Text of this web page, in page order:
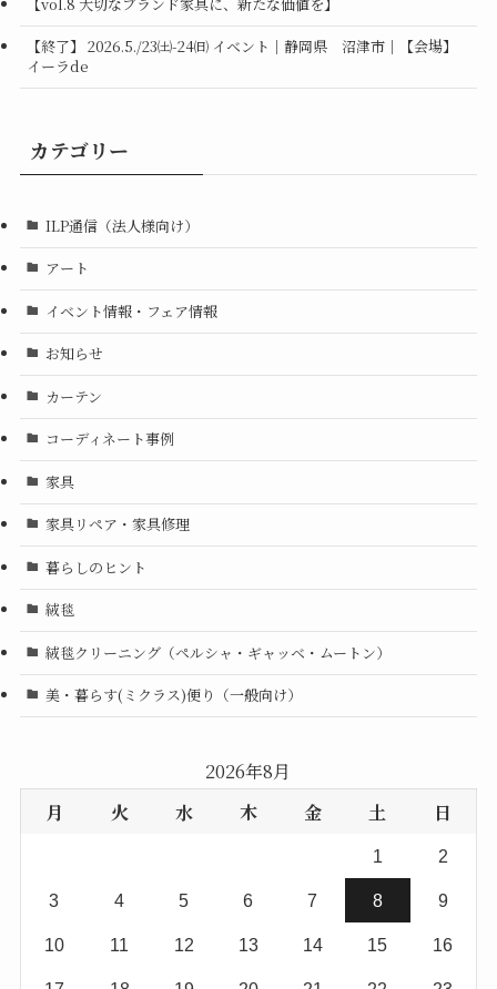
【終了】 2026.5./23㈯-24㈰ イベント｜静岡県 沼津市｜【会場】
イーラde
カテゴリー
ILP通信（法人様向け）
アート
イベント情報・フェア情報
お知らせ
カーテン
コーディネート事例
家具
家具リペア・家具修理
暮らしのヒント
絨毯
絨毯クリーニング（ペルシャ・ギャッベ・ムートン）
美・暮らす(ミクラス)便り（一般向け）
2026年8月
月
火 水 木 金 土 日
1 2
3 4 5 6 7 8 9
10 11 12 13 14 15 16